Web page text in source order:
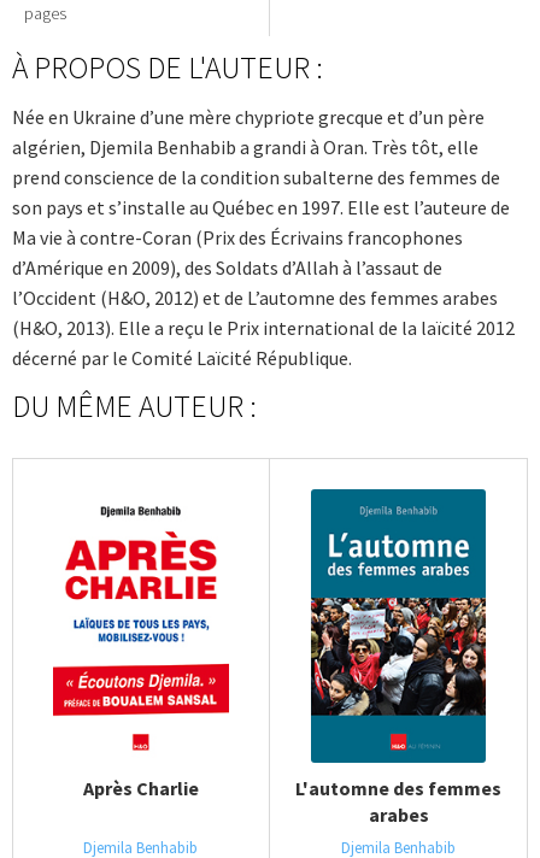
pages
À PROPOS DE L'AUTEUR :
Née en Ukraine d’une mère chypriote grecque et d’un père
algérien, Djemila Benhabib a grandi à Oran. Très tôt, elle
prend conscience de la condition subalterne des femmes de
son pays et s’installe au Québec en 1997. Elle est l’auteure de
Ma vie à contre-Coran (Prix des Écrivains francophones
d’Amérique en 2009), des Soldats d’Allah à l’assaut de
l’Occident (H&O, 2012) et de L’automne des femmes arabes
(H&O, 2013). Elle a reçu le Prix international de la laïcité 2012
décerné par le Comité Laïcité République.
DU MÊME AUTEUR :
Après Charlie
Djemila Benhabib
L'automne des femmes
arabes
Djemila Benhabib